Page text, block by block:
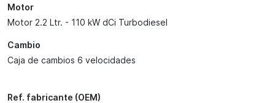
Motor
Motor 2.2 Ltr. - 110 kW dCi Turbodiesel
Cambio
Caja de cambios 6 velocidades
Ref. fabricante (OEM)